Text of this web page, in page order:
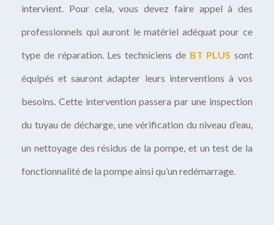
intervient. Pour cela, vous devez faire appel à des
professionnels qui auront le matériel adéquat pour ce
type de réparation. Les techniciens de BT PLUS sont
équipés et sauront adapter leurs interventions à vos
besoins. Cette intervention passera par une inspection
du tuyau de décharge, une vérification du niveau d’eau,
un nettoyage des résidus de la pompe, et un test de la
fonctionnalité de la pompe ainsi qu’un redémarrage.